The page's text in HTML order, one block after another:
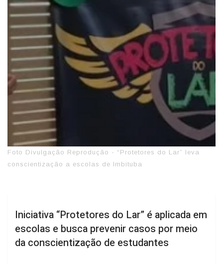
Foto Divulgação Reprodução - “Protetores do Lar” leva
conscientização a escolas de Imbituba
Iniciativa “Protetores do Lar” é aplicada em
escolas e busca prevenir casos por meio
da conscientização de estudantes